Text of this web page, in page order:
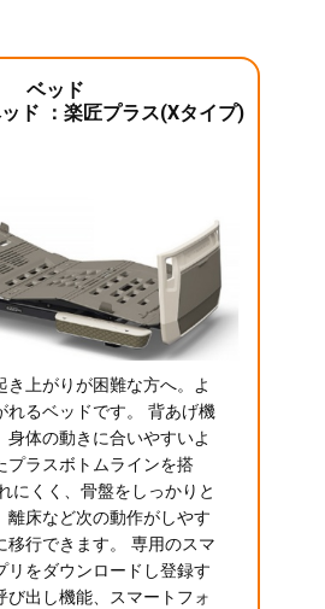
ベッド
ド ：楽匠プラス(Xタイプ)
き上がりが困難な方へ。よ
れるベッドです。 背あげ機
身体の動きに合いやすいよ
プラスボトムラインを搭
にくく、骨盤をしっかりと
離床など次の動作がしやす
移行できます。 専用のスマ
リをダウンロードし登録す
び出し機能、スマートフォ